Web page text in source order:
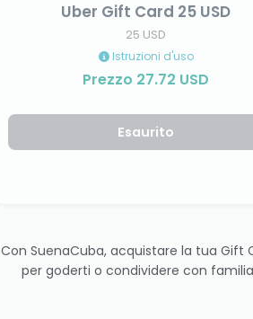
Uber Gift Card 25 USD
25 USD
Istruzioni d'uso
Prezzo 27.72 USD
Esaurito
Con SuenaCuba, acquistare la tua Gift
per goderti o condividere con